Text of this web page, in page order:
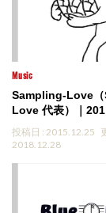
Music
Sampling-Love
Love 代表）｜
投稿日 : 2015.12.25
2018.12.28